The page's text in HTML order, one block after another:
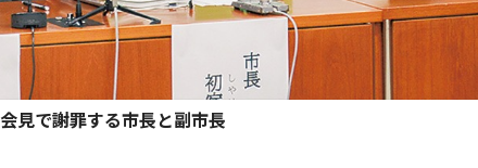
会見で謝罪する市長と副市長